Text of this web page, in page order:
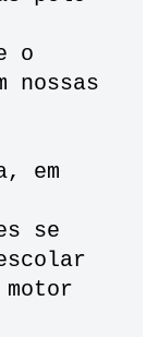
o
nossas
se